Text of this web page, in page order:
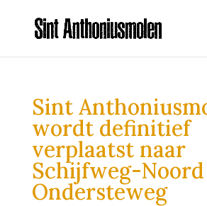
Sint
wordt definitief
verplaatst naar
Schijfweg-
Ondersteweg